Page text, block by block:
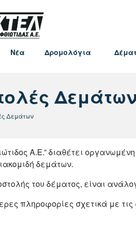
Νέα Δρομολόγια
Δεμάτων
Α.Ε.” διαθέτει
δεμάτων.
του δέματος, είναι
πληροφορίες σχετικά με